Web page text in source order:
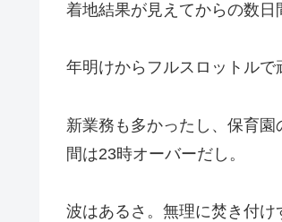
着地結果が見えてからの数日
年明けからフルスロットルで
新業務も多かったし、保育
間は23時オーバーだし。
波はあるさ。無理に焚き付け